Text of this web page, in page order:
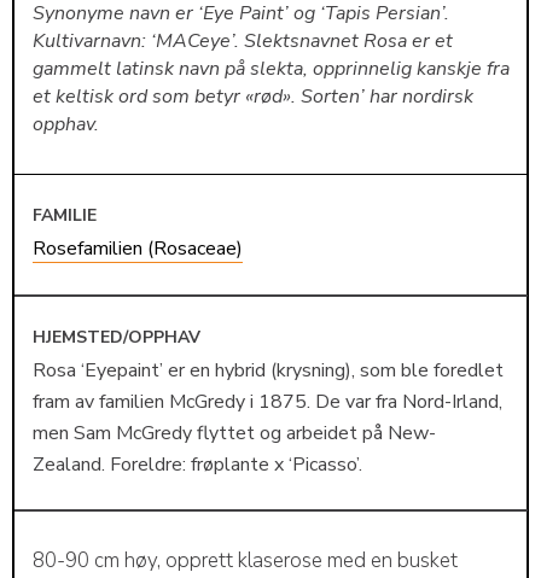
Synonyme navn er ‘Eye Paint’ og ‘Tapis Persian’.
Kultivarnavn: ‘MACeye’. Slektsnavnet Rosa er et
gammelt latinsk navn på slekta, opprinnelig kanskje fra
et keltisk ord som betyr «rød». Sorten’ har nordirsk
opphav.
FAMILIE
Rosefamilien (Rosaceae)
HJEMSTED/OPPHAV
Rosa ‘Eyepaint’ er en hybrid (krysning), som ble foredlet
fram av familien McGredy i 1875. De var fra Nord-Irland,
men Sam McGredy flyttet og arbeidet på New-
Zealand. Foreldre: frøplante x ‘Picasso’.
80-90 cm høy, opprett klaserose med en busket